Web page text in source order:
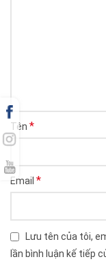
Tên *
Email *
Lưu tên của tôi,
lần bình luận kế tiếp